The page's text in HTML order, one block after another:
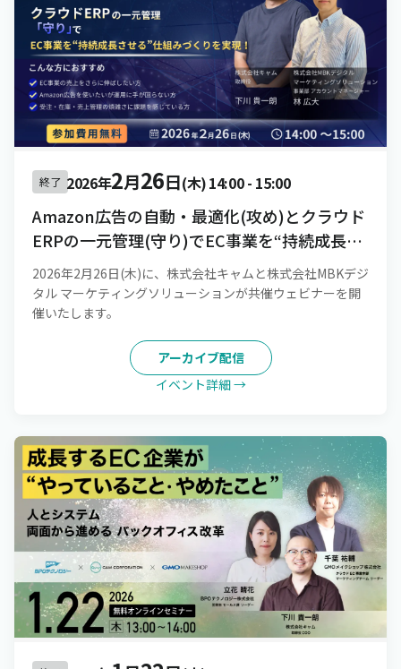
終了 2026年2月26日(木)14:00- 15:00
Amazon広告の自動・最適化(攻め)とクラウド
ERPの一元管理(守り)でEC事業を“持続成長さ
せる”仕組みづくりを実現！[録画配信]
2026年2月26日(木)に、株式会社キャムと株式会社MBKデジ
タル マーケティングソリューションが共催ウェビナーを開
催いたします。
アーカイブ配信
イベント詳細 →